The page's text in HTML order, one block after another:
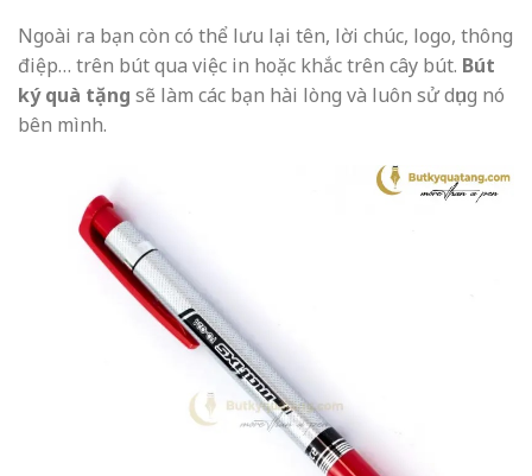
Ngoài ra bạn còn có thể lưu lại tên, lời chúc, logo, thông
điệp… trên bút qua việc in hoặc khắc trên cây bút. Bút
ký quà tặng sẽ làm các bạn hài lòng và luôn sử dụng nó
bên mình.